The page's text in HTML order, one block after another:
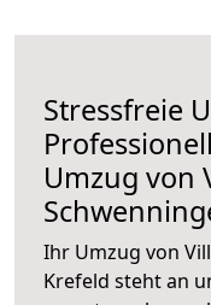
Stressfreie
Umzug von
Ihr Umzug von
Krefeld steht an